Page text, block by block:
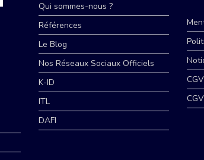
Qui sommes-nous ?
Références
Le Blog
Nos Réseaux Sociaux Officiels
K-ID
ITL
DAFI